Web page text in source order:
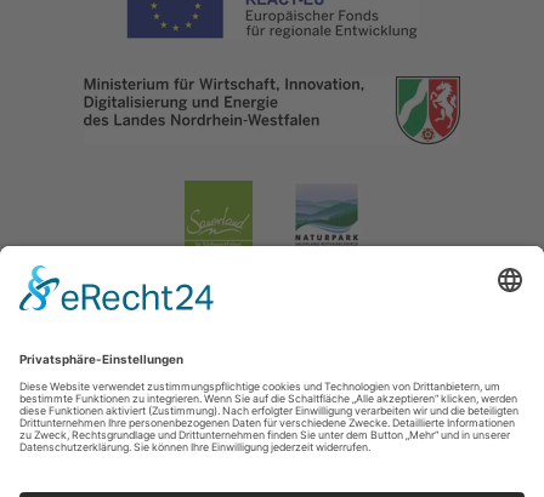
Impressum|Datenschutzerklärung|Barrierefreiheitserklärung|Kontakt